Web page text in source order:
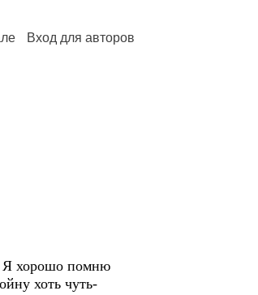
Вход для авторов
Я хорошо помню
хоть чуть-